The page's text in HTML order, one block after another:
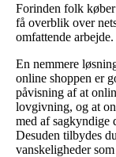
Forinden folk
få overblik over
omfattende arbejde.
En nemmere
online shoppen er
påvisning af at
lovgivning, og at
med af sagkyndige
Desuden tilbydes
vanskeligheder